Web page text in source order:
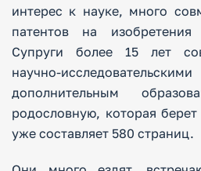
интерес к науке, много
патентов на
Супруги более 15 лет
научно-
дополнительным
родословную, которая
уже составляет 580 страниц.